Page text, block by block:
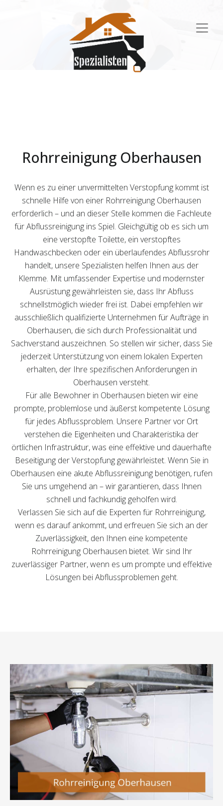
Rohrreinigung Oberhausen
Wenn es zu einer unvermittelten Verstopfung kommt ist
schnelle Hilfe von einer Rohrreinigung Oberhausen
erforderlich – und an dieser Stelle kommen die Fachleute
für Abflussreinigung ins Spiel. Gleichgültig ob es sich um
eine verstopfte Toilette, ein verstopftes
Handwaschbecken oder ein überlaufendes Abflussrohr
handelt, unsere Spezialisten helfen Ihnen aus der
Klemme. Mit umfassender Expertise und modernster
Ausrüstung gewährleisten sie, dass Ihr Abfluss
schnellstmöglich wieder frei ist. Dabei empfehlen wir
ausschließlich qualifizierte Unternehmen für Aufträge in
Oberhausen, die sich durch Professionalität und
Sachverstand auszeichnen. So stellen wir sicher, dass Sie
jederzeit Unterstützung von einem lokalen Experten
erhalten, der Ihre spezifischen Anforderungen in
Oberhausen versteht.
Für alle Bewohner in Oberhausen bieten wir eine
prompte, problemlose und äußerst kompetente Lösung
für jedes Abflussproblem. Unsere Partner vor Ort
verstehen die Eigenheiten und Charakteristika der
örtlichen Infrastruktur, was eine effektive und dauerhafte
Beseitigung der Verstopfung gewährleistet. Wenn Sie in
Oberhausen eine akute Abflussreinigung benötigen, rufen
Sie uns umgehend an – wir garantieren, dass Ihnen
schnell und fachkundig geholfen wird.
Verlassen Sie sich auf die Experten für Rohrreinigung,
wenn es darauf ankommt, und erfreuen Sie sich an der
Zuverlässigkeit, den Ihnen eine kompetente
Rohrreinigung Oberhausen bietet. Wir sind Ihr
zuverlässiger Partner, wenn es um prompte und effektive
Lösungen bei Abflussproblemen geht.